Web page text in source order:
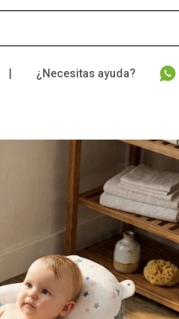
¿Necesitas ayuda?